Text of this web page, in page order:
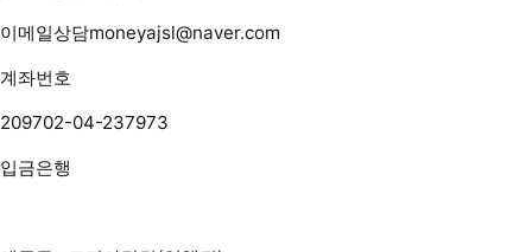
이메일상담moneyajsl@naver.com
계좌번호
209702-04-237973
입금은행